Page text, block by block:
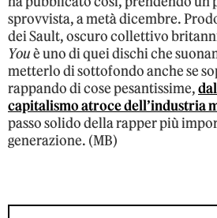
sprovvista, a metà dicembre.
dei Sault, oscuro collettivo
Youè uno di quei dischi che
metterlo di sottofondo anche se
rappando di cose pesantissime,
capitalismo atroce dell’industria
passo solido della rapper più
generazione. (MB)